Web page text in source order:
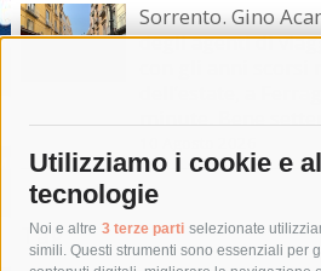
Utilizziamo i cookie e
tecnologie
Noi e altre 3 terze parti selezionate
simili. Questi strumenti sono essenziali per
Sorrento. Gino
degli agenti di
con gli anni
dell’estate, a
minute. Bene
Tag